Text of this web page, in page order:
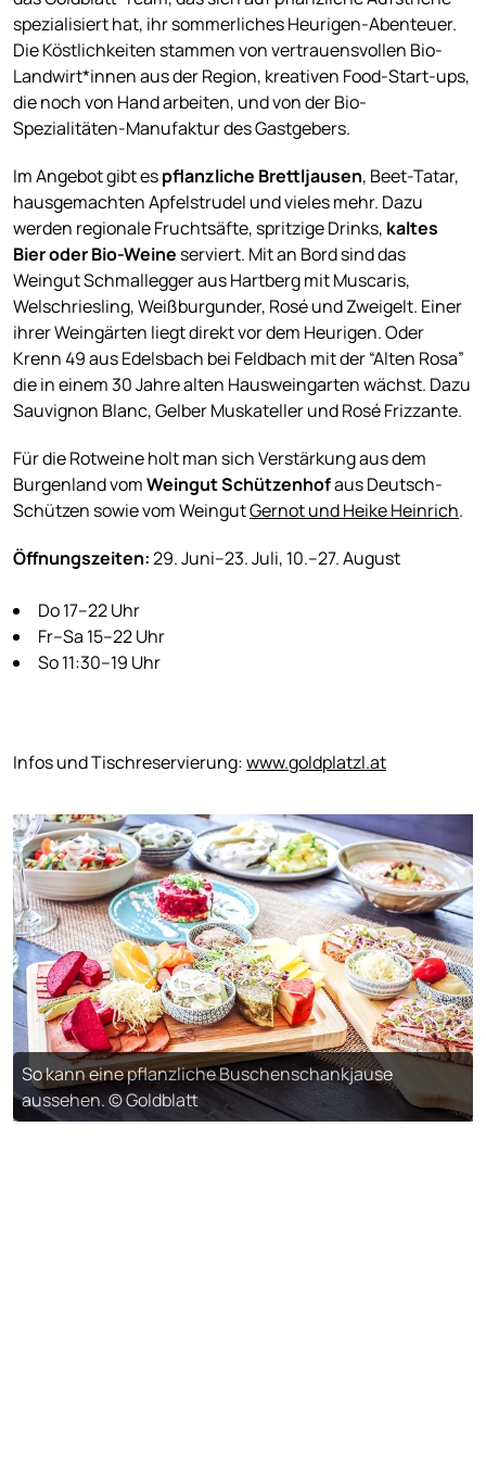
spezialisiert hat, ihr sommerliches Heurigen-Abenteuer.
Die Köstlichkeiten stammen von vertrauensvollen Bio-
Landwirt*innen aus der Region, kreativen Food-Start-ups,
die noch von Hand arbeiten, und von der Bio-
Spezialitäten-Manufaktur des Gastgebers.
Im Angebot gibt espflanzliche Brettljausen, Beet-Tatar,
hausgemachten Apfelstrudel und vieles mehr. Dazu
werden regionale Fruchtsäfte, spritzige Drinks, kaltes
Bier oder Bio-Weine serviert. Mit an Bord sind das
Weingut Schmallegger aus Hartberg mit Muscaris,
Welschriesling, Weißburgunder, Rosé und Zweigelt. Einer
ihrer Weingärten liegt direkt vor dem Heurigen. Oder
Krenn 49 aus Edelsbach bei Feldbach mit der “Alten Rosa”
die in einem 30 Jahre alten Hausweingarten wächst. Dazu
Sauvignon Blanc, Gelber Muskateller und Rosé Frizzante.
Für die Rotweine holt man sich Verstärkung aus dem
Burgenland vomWeingut Schützenhofaus Deutsch-
Schützen sowie vom WeingutGernot und Heike Heinrich.
Öffnungszeiten:29. Juni–23. Juli, 10.–27. August
Do 17–22 Uhr
Fr–Sa 15–22 Uhr
So 11:30–19 Uhr
Infos und Tischreservierung:www.goldplatzl.at
So kann eine pflanzliche Buschenschankjause
aussehen. © Goldblatt